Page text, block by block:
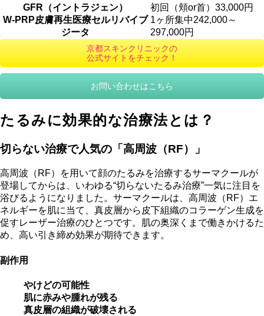
GFR（イントラジェン）
初回（頬or首）33,000円
W‐PRP皮膚再生医療セルリバイブ
ジータ
1ヶ所集中242,000～
297,000円
京都スキンクリニックの
公式サイトをチェック！
お問い合わせはこちら
たるみに効果的な治療法とは？
切らない治療で人気の「高周波（RF）」
高周波（RF）を用いて顔のたるみを治療するサーマクールが
登場してからは、いわゆる“切らないたるみ治療”一気に注目を
浴びるようになりました。サーマクールは、高周波（RF）エ
ネルギーを肌に当て、真皮層から皮下組織のコラーゲン生成を
促すレーザー治療のひとつです。肌の奥深くまで働きかけるた
め、高い引き締め効果が期待できます。
副作用
やけどの可能性
肌に赤みや腫れが残る
真皮層の組織が破壊される